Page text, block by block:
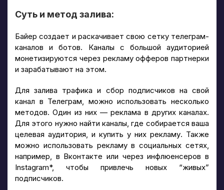
Суть и метод залива:
Байер создает и раскачивает свою сетку телеграм-
каналов и ботов. Каналы с большой аудиторией
монетизируются через рекламу офферов партнерки
и зарабатывают на этом.
Для залива трафика и сбор подписчиков на свой
канал в Телеграм, можно использовать несколько
методов. Один из них — реклама в других каналах.
Для этого нужно найти каналы, где собирается ваша
целевая аудитория, и купить у них рекламу. Также
можно использовать рекламу в социальных сетях,
например, в Вконтакте или через инфлюенсеров в
Instagram*, чтобы привлечь новых “живых”
подписчиков.